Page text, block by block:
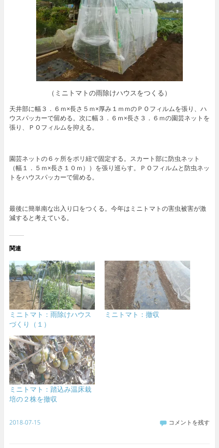
（ミニトマトの雨除けハウスをつくる）
天井部に幅３．６ｍ×長さ５ｍ×厚み１ｍｍのＰＯフィルムを張り、ハ
ウスパッカーで留める。次に幅３．６ｍ×長さ３．６ｍの園芸ネットを
張り、ＰＯフィルムを抑える。
園芸ネットの６ヶ所をポリ紐で固定する。スカート部に防虫ネット
（幅１．５ｍ×長さ１０ｍ））を張り巡らす。ＰＯフィルムと防虫ネッ
トをハウスパッカーで留める。
最後に簡単南な出入り口をつくる。今年はミニトマトの害虫被害が激
減すると考えている。
関連
ミニトマト：雨除けハウス
づくり（１）
ミニトマト：撤収
ミニトマト：踏込み温床栽
培の２株を撤収
2018-07-15 コメントを残す